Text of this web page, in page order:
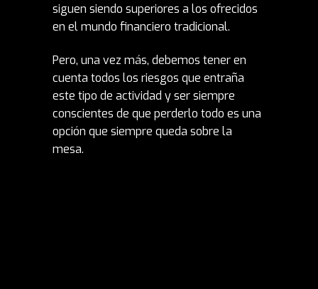
siguen siendo superiores a los ofrecidos
en el mundo financiero tradicional.
Pero, una vez más, debemos tener en
cuenta todos los riesgos que entraña
este tipo de actividad y ser siempre
conscientes de que perderlo todo es una
opción que siempre queda sobre la
mesa.